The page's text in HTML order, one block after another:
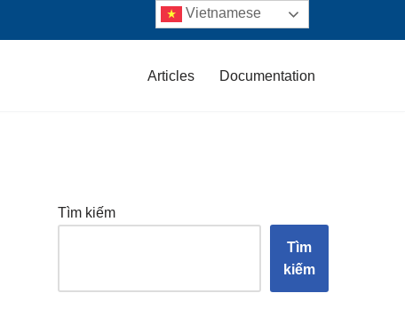
Articles Documentation
Tìm kiếm
Tìm
kiếm
Vietnamese